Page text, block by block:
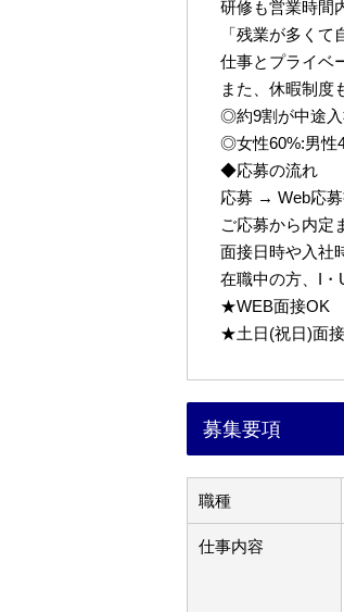
研修も営業時間
「残業が多く
仕事とプライベ
また、休暇制度
◎約9割が中途入
◎女性60%:男性
◆応募の流れ
応募 → Web応
ご応募から内定
面接日時や入社
在職中の方、I・
★WEB面接OK
★土日(祝日)面
募集要項
職種
仕事内容